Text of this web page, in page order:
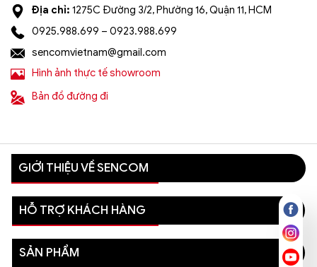
Địa chỉ: 1275C Đường 3/2, Phường 16, Quận 11, HCM
0925.988.699 – 0923.988.699
sencomvietnam@gmail.com
Hình ảnh thực tế showroom
Bản đồ đường đi
GIỚI THIỆU VỀ SENCOM
HỖ TRỢ KHÁCH HÀNG
SẢN PHẨM